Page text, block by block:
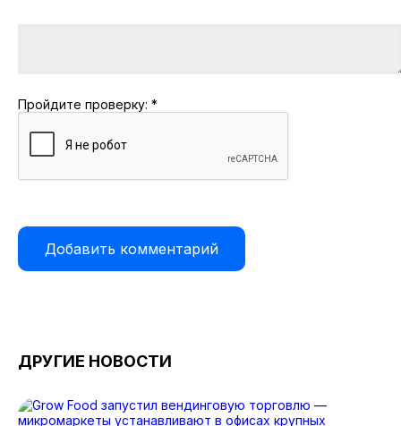
Пройдите проверку: *
ДРУГИЕ НОВОСТИ